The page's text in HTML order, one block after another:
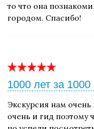
то что она
городом. Спасибо!
1000 лет за 1000
Экскурсия нам
очень и гид поэтому